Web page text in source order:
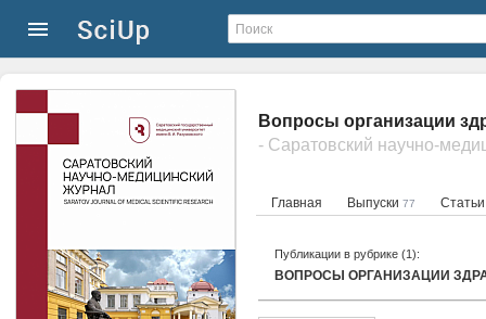
Вопросы организации
- Саратовский научно-
Главная Выпуски 77
Публикации в рубрике (1):
ВОПРОСЫ ОРГАНИЗАЦИИ